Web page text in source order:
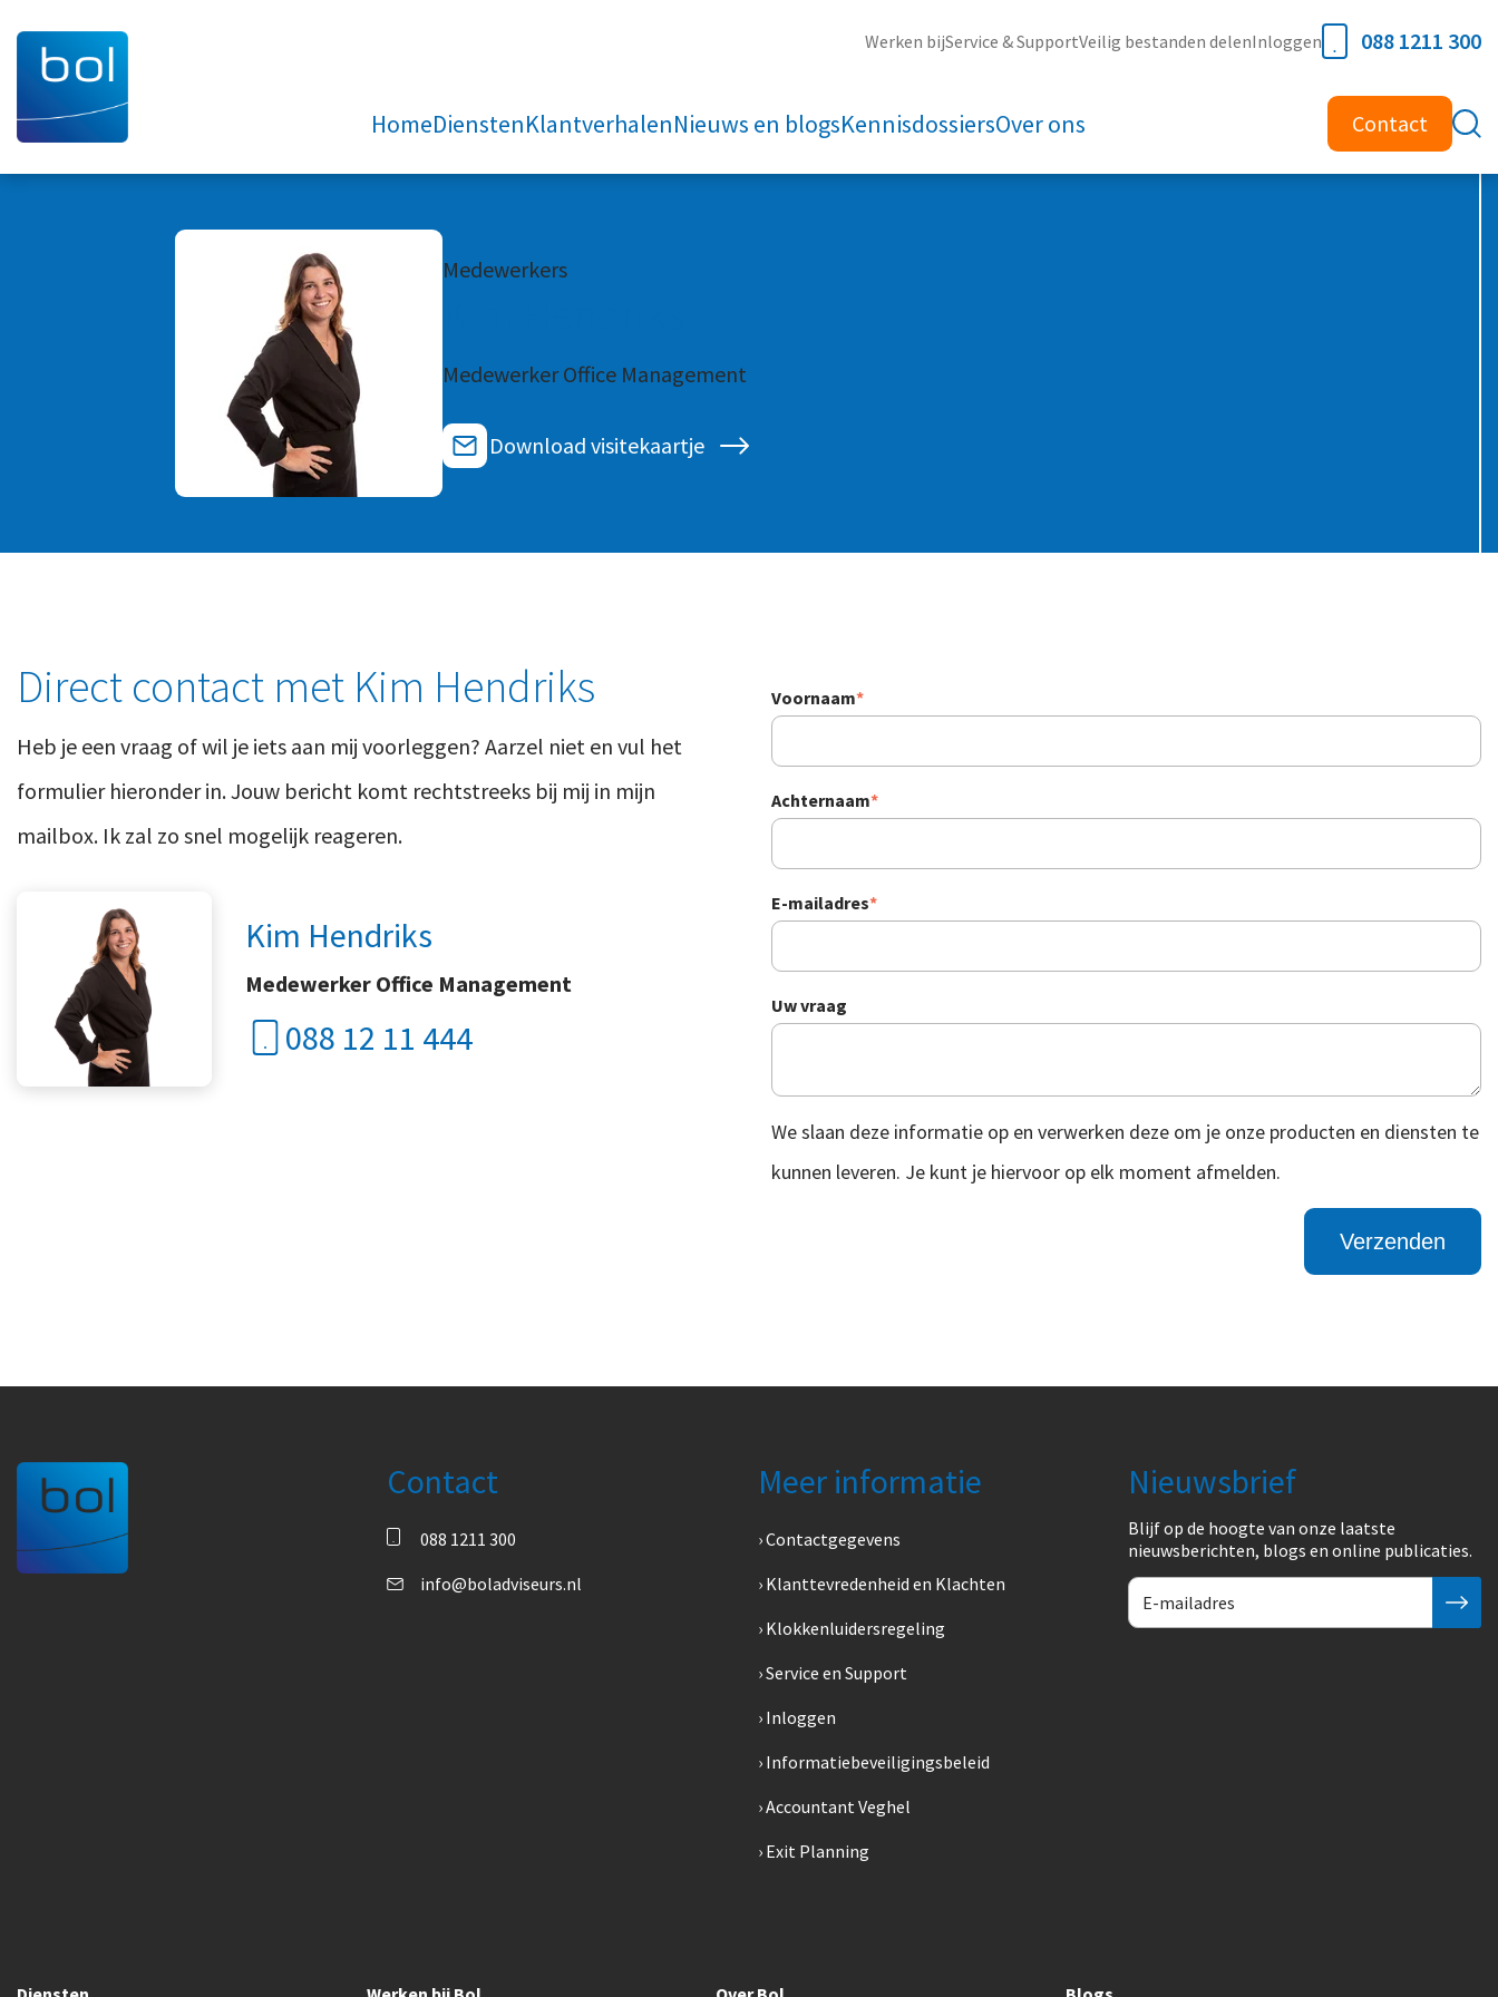
Werken bijService & SupportVeilig bestanden delenInloggen 088 1211 300
HomeDienstenKlantverhalenNieuws en blogsKennisdossiersOver ons Contact
Medewerkers
Medewerker Office Management
Download visitekaartje
Direct contact met Kim Hendriks
Heb je een vraag of wil je iets aan mij voorleggen? Aarzel niet en vul het
formulier hieronder in. Jouw bericht komt rechtstreeks bij mij in mijn
mailbox. Ik zal zo snel mogelijk reageren.
Kim Hendriks
Medewerker Office Management
088 12 11 444
Voornaam*
Achternaam*
E-mailadres*
Uw vraag
We slaan deze informatie op en verwerken deze om je onze producten en diensten te
kunnen leveren. Je kunt je hiervoor op elk moment afmelden.
Contact
088 1211 300
info@boladviseurs.nl
Meer informatie
Contactgegevens
Klanttevredenheid en Klachten
Klokkenluidersregeling
Service en Support
Inloggen
Informatiebeveiligingsbeleid
Accountant Veghel
Exit Planning
Nieuwsbrief
Blijf op de hoogte van onze laatste
nieuwsberichten, blogs en online publicaties.